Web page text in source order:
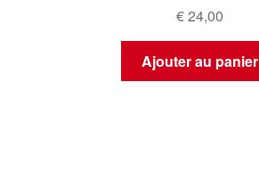
€24,00
Ajouter au panier